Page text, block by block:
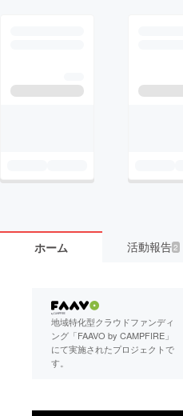
ホーム 活動報告 2
地域特化型クラウドファンディ
ング「FAAVO by CAMPFIRE」
にて実施されたプロジェクトで
す。